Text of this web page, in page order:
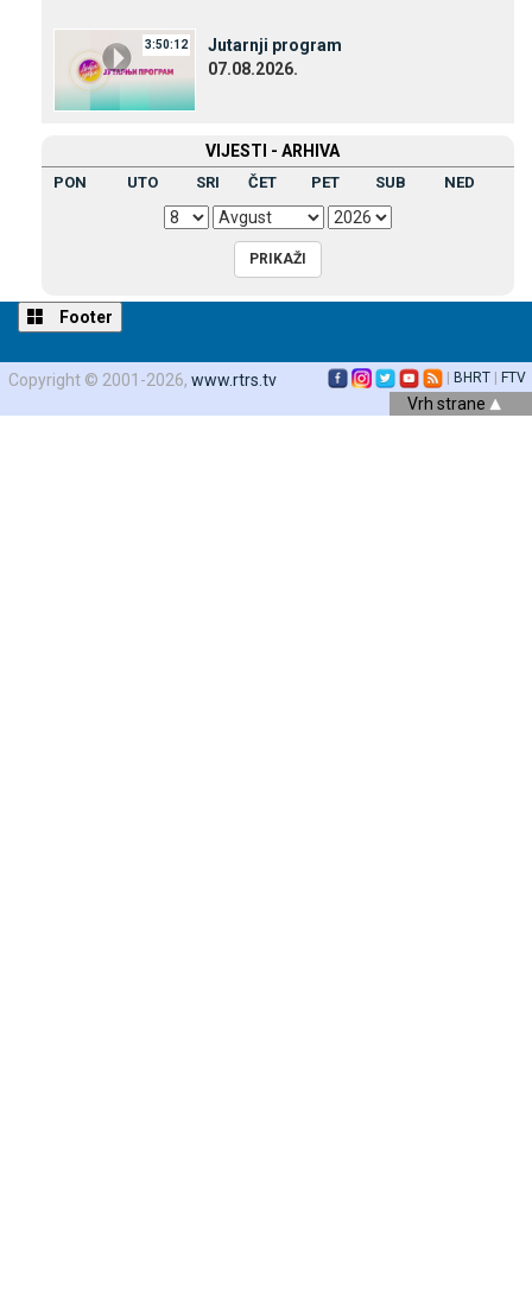
3:50:12
Јutarnji program
07.08.2026.
VIЈESTI - ARHIVA
PON UTO SRI ČET PET SUB NED
Footer
Copyright © 2001-2026, www.rtrs.tv BHRT FTV
Vrh strane